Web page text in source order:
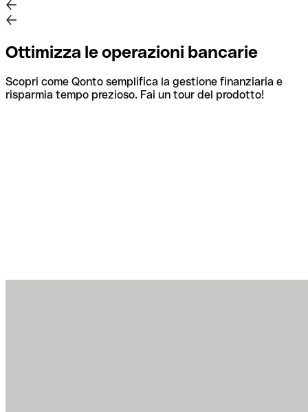
Ottimizza le operazioni bancarie
Scopri come Qonto semplifica la gestione finanziaria e
risparmia tempo prezioso. Fai un tour del prodotto!